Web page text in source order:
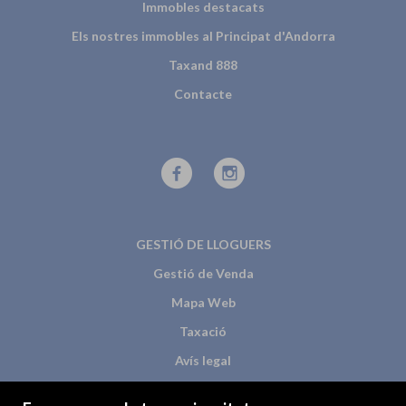
Immobles destacats
Els nostres immobles al Principat d'Andorra
Taxand 888
Contacte
GESTIÓ DE LLOGUERS
Gestió de Venda
Mapa Web
Taxació
Avís legal